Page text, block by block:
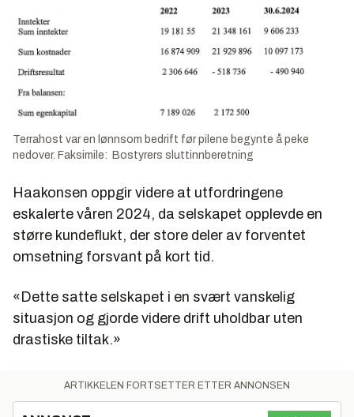
Terrahost var en lønnsom bedrift før pilene begynte å peke
nedover. Faksimile: Bostyrers sluttinnberetning
Haakonsen oppgir videre at utfordringene
eskalerte våren 2024, da selskapet opplevde en
større kundeflukt, der store deler av forventet
omsetning forsvant på kort tid.
«Dette satte selskapet i en svært vanskelig
situasjon og gjorde videre drift uholdbar uten
drastiske tiltak.»
ARTIKKELEN FORTSETTER ETTER ANNONSEN